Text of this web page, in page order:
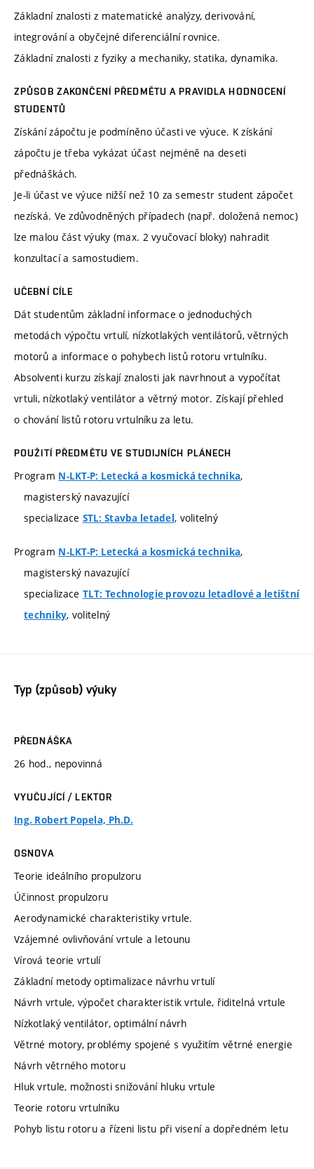
Základní znalosti z matematické analýzy, derivování,
integrování a obyčejné diferenciální rovnice.
Základní znalosti z fyziky a mechaniky, statika, dynamika.
ZPŮSOB ZAKONČENÍ PŘEDMĚTU A PRAVIDLA HODNOCENÍ
STUDENTŮ
Získání zápočtu je podmíněno účasti ve výuce. K získání
zápočtu je třeba vykázat účast nejméně na deseti
přednáškách.
Je-li účast ve výuce nižší než 10 za semestr student zápočet
nezíská. Ve zdůvodněných případech (např. doložená nemoc)
lze malou část výuky (max. 2 vyučovací bloky) nahradit
konzultací a samostudiem.
UČEBNÍ CÍLE
Dát studentům základní informace o jednoduchých
metodách výpočtu vrtulí, nízkotlakých ventilátorů, větrných
motorů a informace o pohybech listů rotoru vrtulníku.
Absolventi kurzu získají znalosti jak navrhnout a vypočítat
vrtuli, nízkotlaký ventilátor a větrný motor. Získají přehled
o chování listů rotoru vrtulníku za letu.
POUŽITÍ PŘEDMĚTU VE STUDIJNÍCH PLÁNECH
Program N-LKT-P: Letecká a kosmická technika,
magisterský navazující
specializace STL: Stavba letadel, volitelný
Program N-LKT-P: Letecká a kosmická technika,
magisterský navazující
specializace TLT: Technologie provozu letadlové a letištní
techniky, volitelný
Typ (způsob) výuky
PŘEDNÁŠKA
26 hod., nepovinná
VYUČUJÍCÍ / LEKTOR
Ing. Robert Popela, Ph.D.
OSNOVA
Teorie ideálního propulzoru
Účinnost propulzoru
Aerodynamické charakteristiky vrtule.
Vzájemné ovlivňování vrtule a letounu
Vírová teorie vrtulí
Základní metody optimalizace návrhu vrtulí
Návrh vrtule, výpočet charakteristik vrtule, řiditelná vrtule
Nízkotlaký ventilátor, optimální návrh
Větrné motory, problémy spojené s využitím větrné energie
Návrh větrného motoru
Hluk vrtule, možnosti snižování hluku vrtule
Teorie rotoru vrtulníku
Pohyb listu rotoru a řízeni listu při visení a dopředném letu